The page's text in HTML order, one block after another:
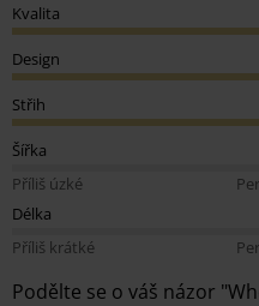
Kvalita
Design
Střih
Šířka
Příliš úzké
Délka
Příliš krátké
Podělte se o váš názor